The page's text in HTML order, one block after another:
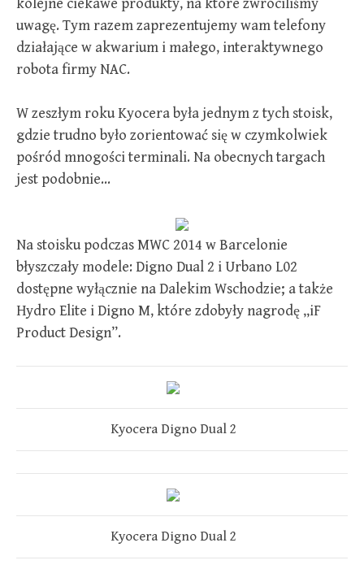
kolejne ciekawe produkty, na które zwróciliśmy
uwagę. Tym razem zaprezentujemy wam telefony
działające w akwarium i małego, interaktywnego
robota firmy NAC.
W zeszłym roku Kyocera była jednym z tych stoisk,
gdzie trudno było zorientować się w czymkolwiek
pośród mnogości terminali. Na obecnych targach
jest podobnie…
Na stoisku podczas MWC 2014 w Barcelonie
błyszczały modele: Digno Dual 2 i Urbano L02
dostępne wyłącznie na Dalekim Wschodzie; a także
Hydro Elite i Digno M, które zdobyły nagrodę „iF
Product Design”.
Kyocera Digno Dual 2
Kyocera Digno Dual 2